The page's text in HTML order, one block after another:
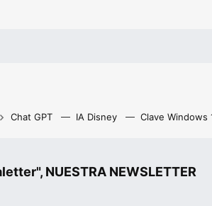
Chat GPT IA Disney Clave Windows
NUESTRA NEWSLETTER